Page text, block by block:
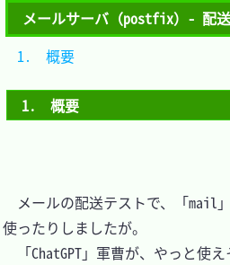
メールサーバ（postfix）- 配
1.　概要
メールの配送テストで、「mail
使ったりしましたが。
「ChatGPT」軍曹が、やっと使